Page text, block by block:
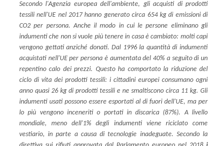
Secondo l'Agenzia europea dell'ambiente, gli acquisti di prodotti
tessili nell'UE nel 2017 hanno generato circa 654 kg di emissioni di
CO2 per persona. Anche il modo in cui le persone eliminano gli
indumenti che non si vuole più tenere in casa è cambiato: molti capi
vengono gettati anziché donati. Dal 1996 la quantità di indumenti
acquistati nell'UE per persona è aumentata del 40% a seguito di un
repentino calo dei prezzi. Questo ha comportato la riduzione del
ciclo di vita dei prodotti tessili: i cittadini europei consumano ogni
anno quasi 26 kg di prodotti tessili e ne smaltiscono circa 11 kg. Gli
indumenti usati possono essere esportati al di fuori dell'UE, ma per
lo più vengono inceneriti o portati in discarica (87%). A livello
mondiale, meno dell'1% degli indumenti viene riciclato come
vestiario, in parte a causa di tecnologie inadeguate. Secondo la